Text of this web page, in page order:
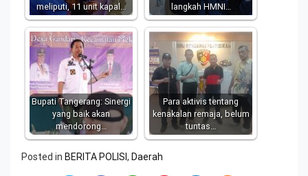
meliputi, 11 unit kapal…
langkah HMNI…
Bupati Tangerang: Sinergi
yang baik akan
mendorong…
Para aktivis tentang
kenakalan remaja, belum
tuntas…
Posted in BERITA POLISI, Daerah